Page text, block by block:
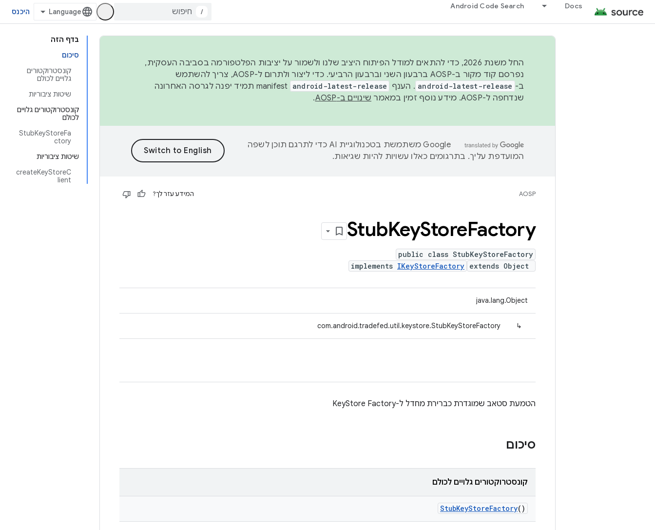
Docs
Android Code Search
/ היכנס
בדף הזה
סיכום
קונסטרוקטורים
גלויים לכולם
שיטות ציבוריות
קונסטרוקטורים גלויים
לכולם
StubKeyStoreFa
ctory
שיטות ציבוריות
createKeyStoreC
lient
החל משנת 2026, כדי להתאים למודל הפיתוח היציב שלנו ולשמור על יציבות הפלטפורמה בסביבה העסקית,
נפרסם קוד מקור ב-AOSP ברבעון השני וברבעון הרביעי. כדי ליצור ולתרום ל-AOSP, צריך להשתמש
ב- android-latest-release . הענף android-latest-release
manifest תמיד יפנה לגרסה האחרונה
שנדחפה ל-AOSP. מידע נוסף זמין במאמר
שינויים ב-AOSP .
‫Google משתמשת בטכנולוגיית AI כדי לתרגם תוכן לשפה
המועדפת עליך. בתרגומים כאלו עשויות להיות שגיאות.
AOSP המידע עזר לך?
StubKeyStoreFactory
public class StubKeyStoreFactory
extends Object
implements IKeyStoreFactory
java.lang.Object
↳
com.android.tradefed.util.keystore.StubKeyStoreFactory
הטמעת סטאב שמוגדרת כברירת מחדל ל-KeyStore Factory
סיכום
קונסטרוקטורים גלויים לכולם
StubKeyStoreFactory()